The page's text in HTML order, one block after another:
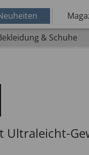
& Schuhe
Ultraleicht-